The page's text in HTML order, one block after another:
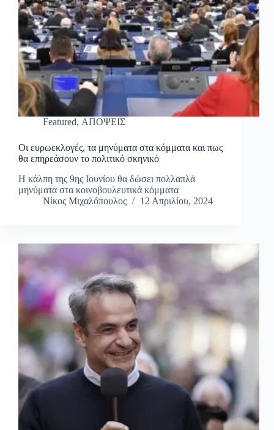
Featured, ΑΠΟΨΕΙΣ
Οι ευρωεκλογές, τα μηνύματα στα κόμματα και πως
θα επηρεάσουν το πολιτικό σκηνικό
Η κάλπη της 9ης Ιουνίου θα δώσει πολλαπλά
μηνύματα στα κοινοβουλευτικά κόμματα
Νίκος Μιχαλόπουλος
12 Απριλίου, 2024